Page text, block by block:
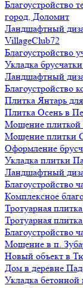
Благоустройство
город, Доломит
Ландшафтный
VillageClub72
Благоустройство
Укладка
Ландшафтный
Благоустройство
Плитка Янтарь
Плитка Осень в
Мощение плиткой
Мощение плитки
Оформление
Укладка плитки
Ландшафтный
Благоустройство
Комплексное
Тротуарная
Тротуарная
Благоустройство
Мощение в п.
Новый объект в
Дом в деревне
Укладка бетонной